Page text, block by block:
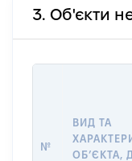
3. Об'єкти
№
ВИД ТА
ОБʼЄКТА,